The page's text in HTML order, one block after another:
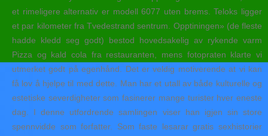
et rimeligere alternativ er modell 6077 uten brems. Teloks ligger
et par kilometer fra Tvedestrand sentrum. Opptiningen» (de fleste
hadde kledd seg godt) bestod hovedsakelig av rykende varm
Pizza og kald cola fra restauranten, mens fotopraten klarte vi
utmerket godt på egenhånd. Det er veldig motiverende at vi kan
få lov å hjelpe til med dette. Man har et utall av både kulturelle og
estetiske severdigheter som fasinerer mange turister hver eneste
dag. I denne utfordrende samlingen viser han igjen sin store
spennvidde som forfatter. Som faste lesarar gratis sexhistorier